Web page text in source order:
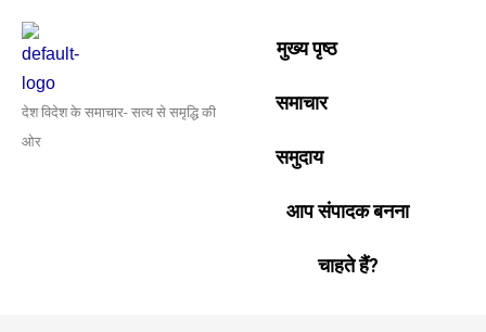
content
देश विदेश के समाचार- सत्य से समृद्धि की
ओर
मुख्य पृष्ठ
समाचार
समुदाय
आप संपादक बनना
चाहते हैं?
navigation